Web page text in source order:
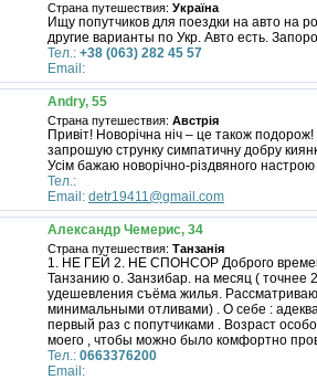
Страна путешествия: Україна
Ищу попутчиков для поездки на авто на
другие варианты по Укр. Авто есть.
Тел.: +38 (063) 282 45 57
Email:
Andry, 55
Страна путешествия: Австрія
Привіт! Новорічна ніч – це також
запрошую струнку симпатичну добру
Усім бажаю новорічно-різдвяного настрою
Тел.:
Email: detr19411@gmail.com
Александр Чемерис, 34
Страна путешествия: Танзанія
1. НЕ ГЕЙ 2. НЕ СПОНСОР Доброго
Танзанию о. Занзибар. на месяц ( точнее
удешевления съёма жилья.
минимальными отливами) . О себе :
первый раз с попутчиками . Возраст
моего , чтобы можно было комфортно
Тел.: 0663376200
Email: